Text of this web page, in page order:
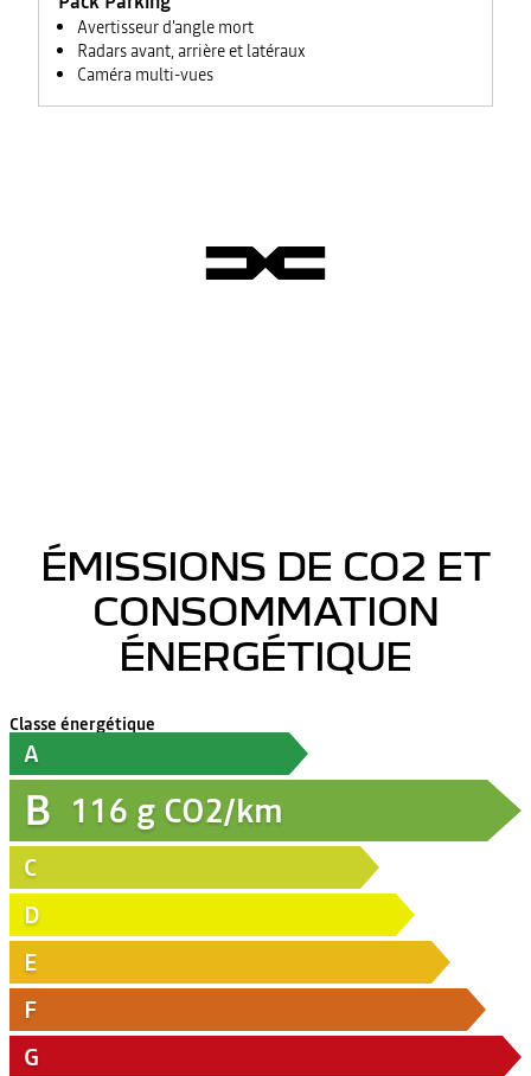
Avertisseur d'angle mort
Radars avant, arrière et latéraux
Caméra multi-vues
ÉMISSIONS DE CO2 ET
CONSOMMATION
ÉNERGÉTIQUE
Classe énergétique
A
B 116 g CO2/km
C
D
E
F
G